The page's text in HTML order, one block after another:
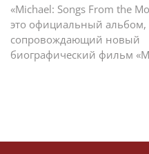
«Michael: Songs From the
это официальный альбом,
сопровождающий новый
биографический фильм